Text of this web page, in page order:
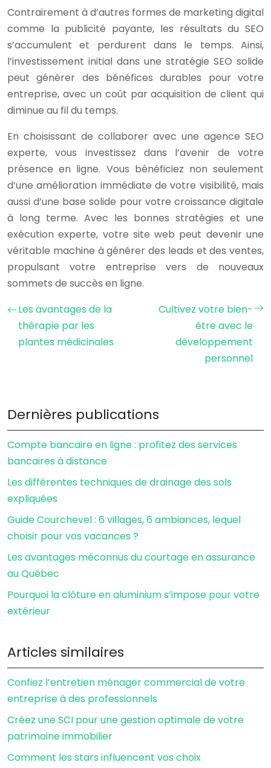
Contrairement à d’autres formes de marketing digital
comme la publicité payante, les résultats du SEO
s’accumulent et perdurent dans le temps. Ainsi,
l’investissement initial dans une stratégie SEO solide
peut générer des bénéfices durables pour votre
entreprise, avec un coût par acquisition de client qui
diminue au fil du temps.
En choisissant de collaborer avec une agence SEO
experte, vous investissez dans l’avenir de votre
présence en ligne. Vous bénéficiez non seulement
d’une amélioration immédiate de votre visibilité, mais
aussi d’une base solide pour votre croissance digitale
à long terme. Avec les bonnes stratégies et une
exécution experte, votre site web peut devenir une
véritable machine à générer des leads et des ventes,
propulsant votre entreprise vers de nouveaux
sommets de succès en ligne.
Les avantages de la
thérapie par les
plantes médicinales
Cultivez votre bien-
être avec le
développement
personnel
Dernières publications
Compte bancaire en ligne : profitez des services
bancaires à distance
Les différentes techniques de drainage des sols
expliquées
Guide Courchevel : 6 villages, 6 ambiances, lequel
choisir pour vos vacances ?
Les avantages méconnus du courtage en assurance
au Québec
Pourquoi la clôture en aluminium s’impose pour votre
extérieur
Articles similaires
Confiez l’entretien ménager commercial de votre
entreprise à des professionnels
Créez une SCI pour une gestion optimale de votre
patrimoine immobilier
Comment les stars influencent vos choix